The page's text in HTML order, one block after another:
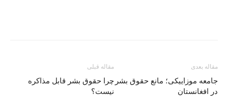
مقاله قبلی
چرا حقوق بشر قابل مذاکره
نیست؟
مقاله بعدی
جامعه موزاییکی؛ مانع حقوق بشر
در افغانستان